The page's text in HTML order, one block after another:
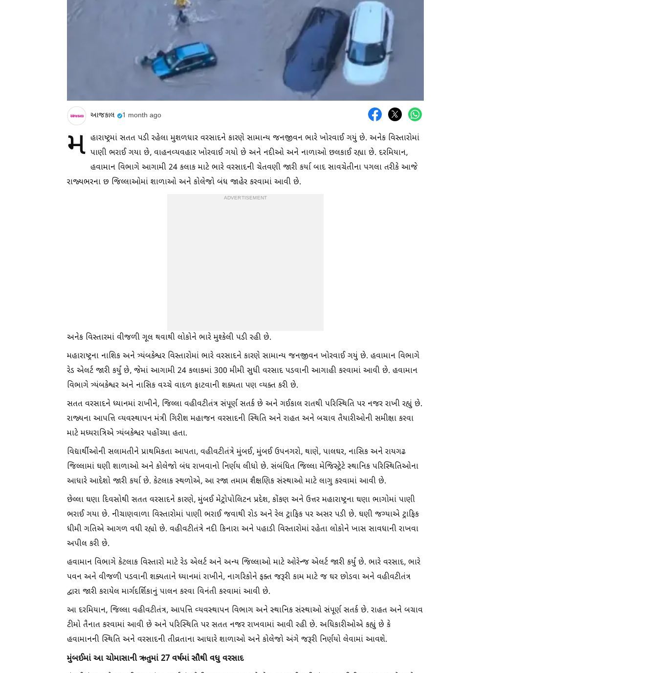
આજકાલ 1 month ago
મ હારાષ્ટ્રમાં સતત પડી રહેલા મુશળધાર વરસાદને કારણે સામાન્ય જનજીવન ભારે ખોરવાઈ ગયું છે. અનેક વિસ્તારોમાં
પાણી ભરાઈ ગયા છે, વાહનવ્યવહાર ખોરવાઈ ગયો છે અને નદીઓ અને નાળાઓ છલકાઈ રહ્યા છે. દરમિયાન,
હવામાન વિભાગે આગામી 24 કલાક માટે ભારે વરસાદની ચેતવણી જારી કર્યા બાદ સાવચેતીના પગલા તરીકે આજે
રાજ્યભરના છ જિલ્લાઓમાં શાળાઓ અને કોલેજો બંધ જાહેર કરવામાં આવી છે.
ADVERTISEMENT
અનેક વિસ્તારમાં વીજળી ગૂલ થવાથી લોકોને ભારે મુશ્કેલી પડી રહી છે.
મહારાષ્ટ્રના નાશિક અને ત્ર્યંબકેશ્વર વિસ્તારોમાં ભારે વરસાદને કારણે સામાન્ય જનજીવન ખોરવાઈ ગયું છે. હવામાન વિભાગે
રેડ એલર્ટ જારી કર્યું છે, જેમાં આગામી 24 કલાકમાં 300 મીમી સુધી વરસાદ પડવાની આગાહી કરવામાં આવી છે. હવામાન
વિભાગે ત્ર્યંબકેશ્વર અને નાસિક વચ્ચે વાદળ ફાટવાની શક્યતા પણ વ્યક્ત કરી છે.
સતત વરસાદને ધ્યાનમાં રાખીને, જિલ્લા વહીવટીતંત્ર સંપૂર્ણ સતર્ક છે અને ગઈકાલ રાતથી પરિસ્થિતિ પર નજર રાખી રહ્યું છે.
રાજ્યના આપત્તિ વ્યવસ્થાપન મંત્રી ગિરીશ મહાજન વરસાદની સ્થિતિ અને રાહત અને બચાવ તૈયારીઓની સમીક્ષા કરવા
માટે મધ્યરાત્રિએ ત્ર્યંબકેશ્વર પહોંચ્યા હતા.
વિદ્યાર્થીઓની સલામતીને પ્રાથમિકતા આપતા, વહીવટીતંત્રે મુંબઈ, મુંબઈ ઉપનગરો, થાણે, પાલઘર, નાસિક અને રાયગઢ
જિલ્લામાં ઘણી શાળાઓ અને કોલેજો બંધ રાખવાનો નિર્ણય લીધો છે. સંબંધિત જિલ્લા મેજિસ્ટ્રેટે સ્થાનિક પરિસ્થિતિઓના
આધારે આદેશો જારી કર્યા છે. કેટલાક સ્થળોએ, આ રજા તમામ શૈક્ષણિક સંસ્થાઓ માટે લાગુ કરવામાં આવી છે.
છેલ્લા ઘણા દિવસોથી સતત વરસાદને કારણે, મુંબઈ મેટ્રોપોલિટન પ્રદેશ, કોંકણ અને ઉત્તર મહારાષ્ટ્રના ઘણા ભાગોમાં પાણી
ભરાઈ ગયા છે. નીચાણવાળા વિસ્તારોમાં પાણી ભરાઈ જવાથી રોડ અને રેલ ટ્રાફિક પર અસર પડી છે. ઘણી જગ્યાએ ટ્રાફિક
ધીમી ગતિએ આગળ વધી રહ્યો છે. વહીવટીતંત્રે નદી કિનારા અને પહાડી વિસ્તારોમાં રહેતા લોકોને ખાસ સાવધાની રાખવા
અપીલ કરી છે.
હવામાન વિભાગે કેટલાક વિસ્તારો માટે રેડ એલર્ટ અને અન્ય જિલ્લાઓ માટે ઓરેન્જ એલર્ટ જારી કર્યું છે. ભારે વરસાદ, ભારે
પવન અને વીજળી પડવાની શક્યતાને ધ્યાનમાં રાખીને, નાગરિકોને ફક્ત જરૂરી કામ માટે જ ઘર છોડવા અને વહીવટીતંત્ર
દ્વારા જારી કરાયેલ માર્ગદર્શિકાનું પાલન કરવા વિનંતી કરવામાં આવી છે.
આ દરમિયાન, જિલ્લા વહીવટીતંત્ર, આપત્તિ વ્યવસ્થાપન વિભાગ અને સ્થાનિક સંસ્થાઓ સંપૂર્ણ સતર્ક છે. રાહત અને બચાવ
ટીમો તૈનાત કરવામાં આવી છે અને પરિસ્થિતિ પર સતત નજર રાખવામાં આવી રહી છે. અધિકારીઓએ કહ્યું છે કે
હવામાનની સ્થિતિ અને વરસાદની તીવ્રતાના આધારે શાળાઓ અને કોલેજો અંગે જરૂરી નિર્ણયો લેવામાં આવશે.
મુંબઈમાં આ ચોમાસાની ઋતુમાં 27 વર્ષમાં સૌથી વધુ વરસાદ